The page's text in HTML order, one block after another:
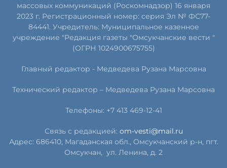
массовых коммуникаций (Роскомнадзор) 16 января
2023 г. Регистрационный номер: серия Эл № ФС77-
84441. Учредитель: Муниципальное казенное
учреждение "Редакция газеты "Омсукчанские вести "
(ОГРН 1024900675755)
Главный редактор - Медведева Рузана Марсовна
Технический редактор – Медведева Рузана Марсовна
Телефоны: +7 413 469-12-41
Связь с редакцией: om-vesti@mail.ru
Адрес: 686410, Магаданская обл., Омсукчанский р-н, пгт.
Омсукчан, ул. Ленина, д. 2